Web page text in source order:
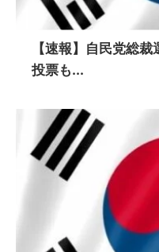
【速報】自民党総
投票も...